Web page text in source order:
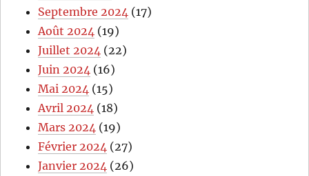
Septembre 2024 (17)
Août 2024 (19)
Juillet 2024 (22)
Juin 2024 (16)
Mai 2024 (15)
Avril 2024 (18)
Mars 2024 (19)
Février 2024 (27)
Janvier 2024 (26)